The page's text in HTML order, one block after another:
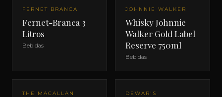
FERNET BRANCA
Fernet-Branca 3
Litros
Bebidas
JOHNNIE WALKER
Whisky Johnnie
Walker Gold Label
Reserve 750ml
Bebidas
THE MACALLAN DEWAR'S